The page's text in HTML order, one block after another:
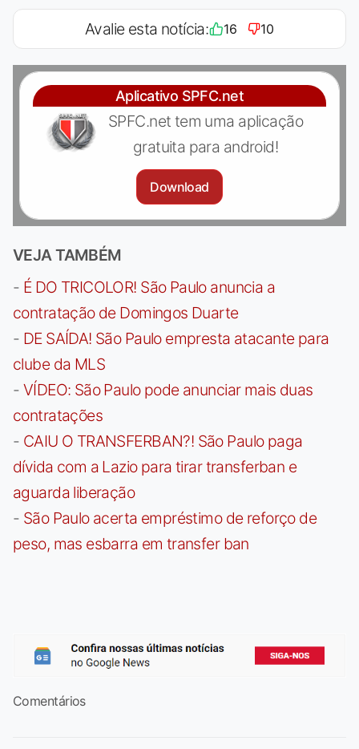
Avalie esta notícia: 16 10
Aplicativo SPFC.net
SPFC.net tem uma aplicação
gratuita para android!
Download
VEJA TAMBÉM
- É DO TRICOLOR! São Paulo anuncia a
contratação de Domingos Duarte
- DE SAÍDA! São Paulo empresta atacante para
clube da MLS
- VÍDEO: São Paulo pode anunciar mais duas
contratações
- CAIU O TRANSFERBAN?! São Paulo paga
dívida com a Lazio para tirar transferban e
aguarda liberação
- São Paulo acerta empréstimo de reforço de
peso, mas esbarra em transfer ban
Comentários